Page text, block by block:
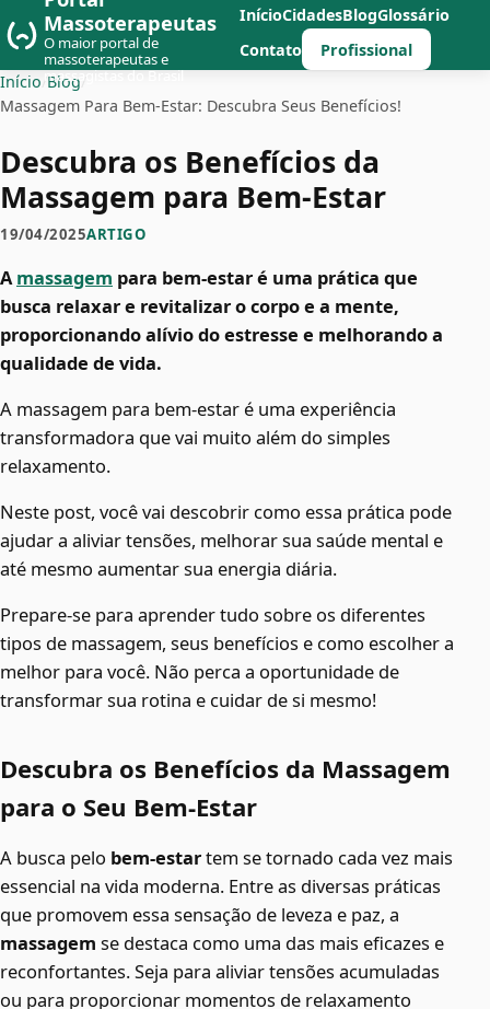
Massoterapeutas
O maior portal de
massoterapeutas e
massagistas do Brasil
InícioCidadesBlogGlossário
Contato
Profissional
Início Blog/
Massagem Para Bem-Estar: Descubra Seus Benefícios!
Descubra os Benefícios da
Massagem para Bem-Estar
19/04/2025ARTIGO
Amassagem para bem-estar é uma prática que
busca relaxar e revitalizar o corpo e a mente,
proporcionando alívio do estresse e melhorando a
qualidade de vida.
A massagem para bem-estar é uma experiência
transformadora que vai muito além do simples
relaxamento.
Neste post, você vai descobrir como essa prática pode
ajudar a aliviar tensões, melhorar sua saúde mental e
até mesmo aumentar sua energia diária.
Prepare-se para aprender tudo sobre os diferentes
tipos de massagem, seus benefícios e como escolher a
melhor para você. Não perca a oportunidade de
transformar sua rotina e cuidar de si mesmo!
Descubra os Benefícios da Massagem
para o Seu Bem-Estar
A busca pelo bem-estartem se tornado cada vez mais
essencial na vida moderna. Entre as diversas práticas
que promovem essa sensação de leveza e paz, a
massagem se destaca como uma das mais eficazes e
reconfortantes. Seja para aliviar tensões acumuladas
ou para proporcionar momentos de relaxamento